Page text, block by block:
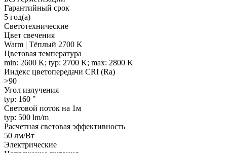
Гарантийный срок
5 год(а)
Светотехнические
Цвет свечения
Warm | Тёплый 2700 K
Цветовая температура
min: 2600 K; typ: 2700 K; max: 2800 K
Индекс цветопередачи CRI (Ra)
>90
Угол излучения
typ: 160 °
Световой поток на 1м
typ: 500 lm/m
Расчетная световая эффективность
50 лм/Вт
Электрические